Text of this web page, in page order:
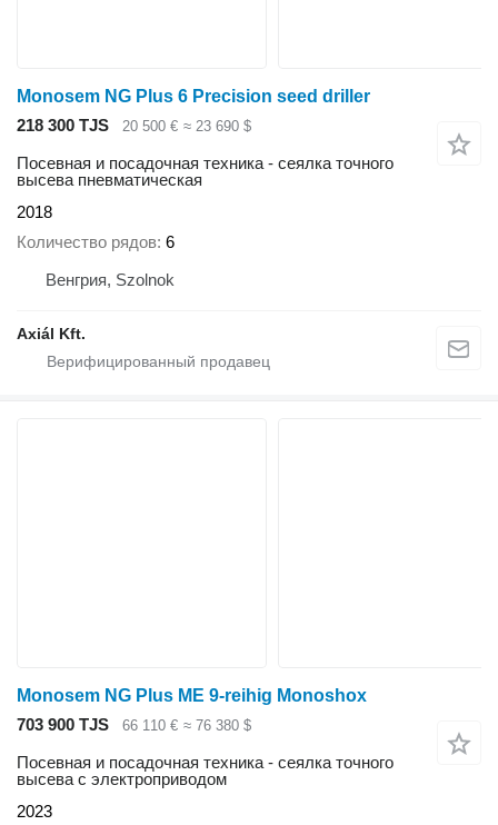
Monosem NG Plus 6 Precision seed driller
218 300 TJS
20 500 € ≈ 23 690 $
Посевная и посадочная техника - сеялка точного
высева пневматическая
2018
Количество рядов 6
Венгрия, Szolnok
Axiál Kft.
Monosem NG Plus ME 9-reihig Monoshox
703 900 TJS
66 110 € ≈ 76 380 $
Посевная и посадочная техника - сеялка точного
высева с электроприводом
2023